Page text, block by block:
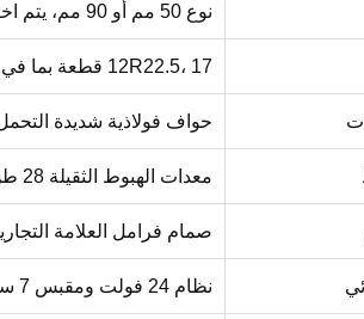
نوع 50 مم أو 90 مم، يتم اختياره وفقًا للعجلة الخامسة للجرار
12R22.5، 17 قطعة بما في ذلك إطار احتياطي واحد
حواف فولاذية شديدة
معدات الهبوط الثقيلة 28 طن
صمام فرامل العلامة
نظام 24 فولت ومقبس 7 سنون ISO 1185 وإضاءة LED كاملة